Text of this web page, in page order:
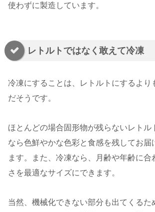
使わずに製造しています。
レトルトではなく敢えて冷凍
冷凍にすることは、レトルトにするより
だそうです。
ほとんどの場合固形物が残らないレトル
なら色鮮やかな色彩と食感を残してお届
ます。また、冷凍なら、月齢や年齢に合
さを最適なサイズにできます。
当然、機械化できない部分も出てくるた